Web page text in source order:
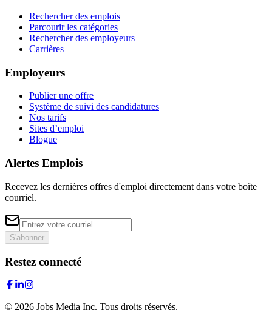
Rechercher des emplois
Parcourir les catégories
Rechercher des employeurs
Carrières
Employeurs
Publier une offre
Système de suivi des candidatures
Nos tarifs
Sites d’emploi
Blogue
Alertes Emplois
Recevez les dernières offres d'emploi directement dans votre boîte
courriel.
S'abonner
Restez connecté
© 2026 Jobs Media Inc. Tous droits réservés.